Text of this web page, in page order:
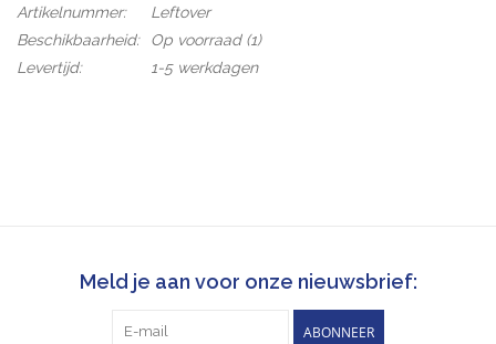
Artikelnummer:
Leftover
Beschikbaarheid:
Op voorraad(1)
Levertijd:
1-5 werkdagen
Meld je aan voor onze nieuwsbrief:
ABONNEER